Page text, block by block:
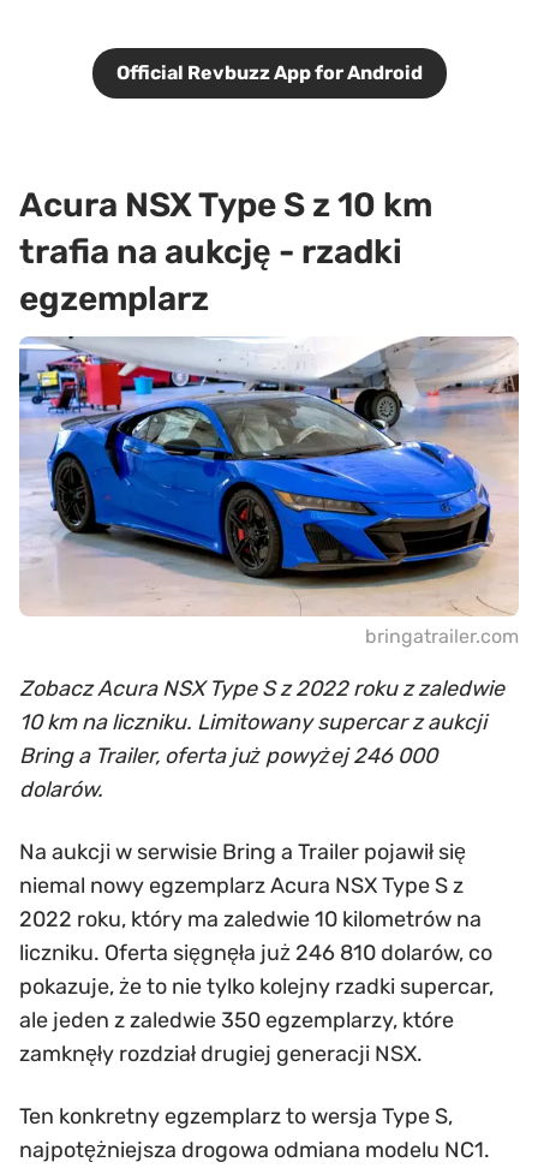
Official Revbuzz App for Android
Acura NSX Type S z 10 km
trafia na aukcję - rzadki
egzemplarz
bringatrailer.com
Zobacz Acura NSX Type S z 2022 roku z zaledwie
10 km na liczniku. Limitowany supercar z aukcji
Bring a Trailer, oferta już powyżej 246 000
dolarów.
Na aukcji w serwisie Bring a Trailer pojawił się
niemal nowy egzemplarz Acura NSX Type S z
2022 roku, który ma zaledwie 10 kilometrów na
liczniku. Oferta sięgnęła już 246 810 dolarów, co
pokazuje, że to nie tylko kolejny rzadki supercar,
ale jeden z zaledwie 350 egzemplarzy, które
zamknęły rozdział drugiej generacji NSX.
Ten konkretny egzemplarz to wersja Type S,
najpotężniejsza drogowa odmiana modelu NC1.